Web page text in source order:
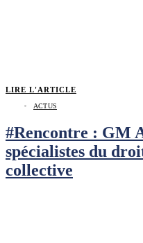
LIRE L'ARTICLE
ACTUS
#Rencontre : GM Associés, les ultra-
spécialistes du
collective